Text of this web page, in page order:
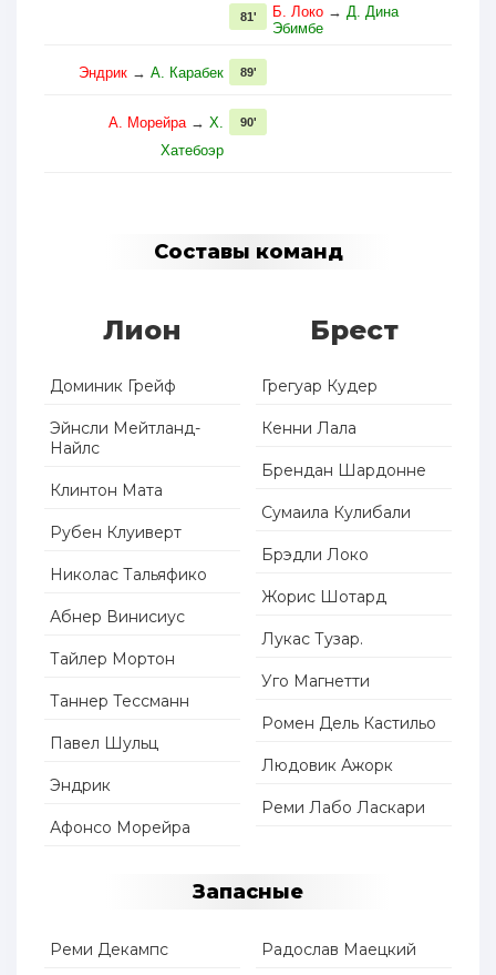
Б. Локо → Д. Дина
Эбимбе
81'
Эндрик → А. Карабек 89'
А. Морейра→ Х.
Хатебоэр
90'
Составы команд
Лион
Доминик Грейф
Эйнсли Мейтланд-
Найлс
Клинтон Мата
Рубен Клуиверт
Николас Тальяфико
Абнер Винисиус
Тайлер Мортон
Таннер Тессманн
Павел Шульц
Эндрик
Афонсо Морейра
Брест
Грегуар Кудер
Кенни Лала
Брендан Шардонне
Сумаила Кулибали
Брэдли Локо
Жорис Шотард
Лукас Тузар.
Уго Магнетти
Ромен Дель Кастильо
Людовик Ажорк
Реми Лабо Ласкари
Запасные
Реми Декампс Радослав Маецкий